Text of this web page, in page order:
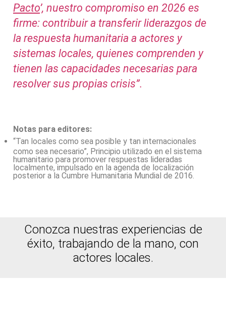
Pacto’, nuestro compromiso en 2026 es
firme: contribuir a transferir liderazgos de
la respuesta humanitaria a actores y
sistemas locales, quienes comprenden y
tienen las capacidades necesarias para
resolver sus propias crisis”.
Notas para editores:
“Tan locales como sea posible y tan internacionales
como sea necesario”, Principio utilizado en el sistema
humanitario para promover respuestas lideradas
localmente, impulsado en la agenda de localización
posterior a la Cumbre Humanitaria Mundial de 2016.
Conozca nuestras experiencias de
éxito, trabajando de la mano, con
actores locales.